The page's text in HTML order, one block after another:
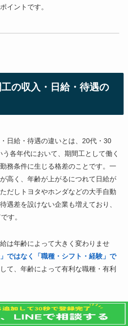
イントです。
の収入・日給・待遇の
日給・待遇の違いとは、20代・30
各年代において、期間工として働く
務条件に生じる格差のことです。一
高く、年齢が上がるにつれて日給が
だしトヨタやホンダなどの大手自動
遇差を設けない企業も増えており、
す。
は年齢によって大きく変わりませ
ではなく「職種・シフト・経験」で
て、年齢によって有利な職種・有利
月収の目安
（手取り）
注意点